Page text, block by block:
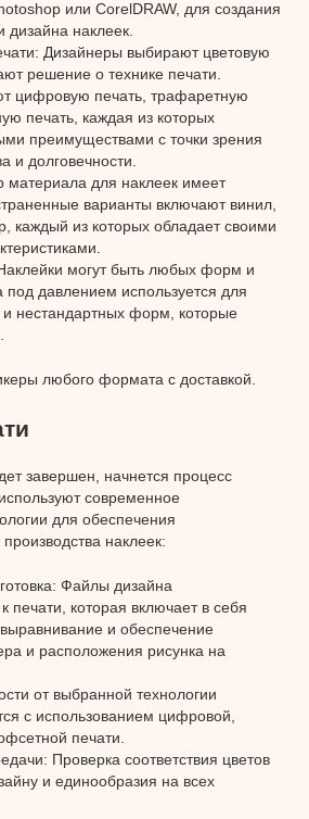
или CorelDRAW, для создания
дизайна наклеек.
Дизайнеры выбирают цветовую
решение о технике печати.
цифровую печать, трафаретную
печать, каждая из которых
преимуществами с точки зрения
и долговечности.
для наклеек имеет
варианты включают винил,
каждый из которых обладает своими
могут быть любых форм и
под давлением используется для
нестандартных форм, которые
любого формата с доставкой.
завершен, начнется процесс
современное
для обеспечения
наклеек:
Файлы дизайна
печати, которая включает в себя
и обеспечение
и расположения рисунка на
от выбранной технологии
с использованием цифровой,
печати.
Проверка соответствия цветов
и единообразия на всех